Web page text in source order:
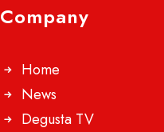
Company
Home
News
Degusta TV